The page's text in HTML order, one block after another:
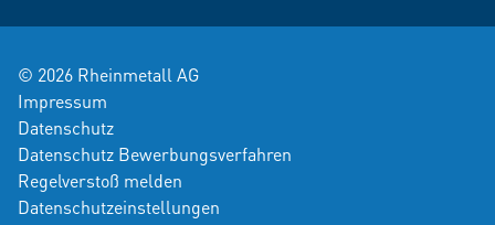
© 2026 Rheinmetall AG
Impressum
Datenschutz
Datenschutz Bewerbungsverfahren
Regelverstoß melden
Datenschutzeinstellungen